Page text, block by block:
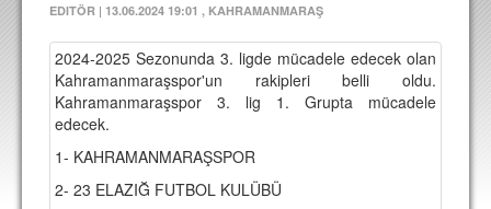
TEKNİK KADRO
TRANSFERLER
TARAFTAR
BİLETLER
DEPLASMAN
EDITÖR | 13.06.2024 19:01 , KAHRAMANMARAŞ
2024-2025 Sezonunda 3. ligde mücadele edecek olan
Kahramanmaraşspor'un rakipleri belli oldu.
Kahramanmaraşspor 3. lig 1. Grupta mücadele
edecek.
1- KAHRAMANMARAŞSPOR
2- 23 ELAZIĞ FUTBOL KULÜBÜ